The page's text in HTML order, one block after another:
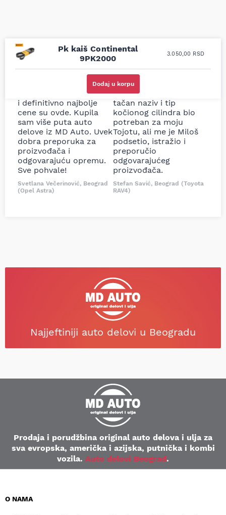
Pk kaiš Continental
9PK2000
3.050,00 RSD
Dodaj u korpu
Uporedila sam sve
prodavnice auto delova
i definitivno najbolje
cene su ovde. Kupila
sam više puta auto
delove iz MD Auto. Uvek
dobra preporuka za
proizvođača i
odgovarajuću opremu.
Sve pohvale!
Svetlana Večerinović, Beograd
(Opel Astra)
Odlična usluga i
ljubazni prodavci.
Nisam bio siguran koji je
tačan naziv i tip
kočionog cilindra bio
potreban za moju
Tojotu, ali me je Miloš
podsetio, istražio i
preporučio
odgovarajućeg
proizvođača.
Stefan Savić, Beograd (Toyota
RAV4)
Najjeftiniji auto delovi u Beogradu
Prodaja i porudžbina original auto delova i ulja za
sva evropska, američka i azijska, putnička i kombi
vozila. Auto delovi Beograd.
O NAMA